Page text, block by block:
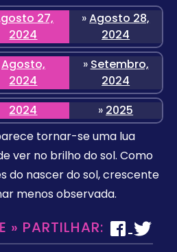
27,
2024
»Agosto 28,
2024
Agosto,
2024
» Setembro,
2024
2024 » 2025
tornar-se uma lua
ver no brilho do sol. Como
do nascer do sol, crescente
menos observada.
» PARTILHAR: